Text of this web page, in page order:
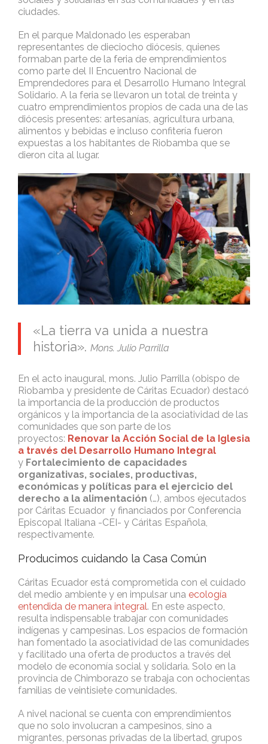
ciudades.
En el parque Maldonado les esperaban
representantes de dieciocho diócesis, quienes
formaban parte de la feria de emprendimientos
como parte del II Encuentro Nacional de
Emprendedores para el Desarrollo Humano Integral
Solidario. A la feria se llevaron un total de treinta y
cuatro emprendimientos propios de cada una de las
diócesis presentes: artesanías, agricultura urbana,
alimentos y bebidas e incluso confitería fueron
expuestas a los habitantes de Riobamba que se
dieron cita al lugar.
«La tierra va unida a nuestra
historia». Mons. Julio Parrilla
En el acto inaugural, mons. Julio Parrilla (obispo de
Riobamba y presidente de Cáritas Ecuador) destacó
la importancia de la producción de productos
orgánicos y la importancia de la asociatividad de las
comunidades que son parte de los
proyectos: Renovar la Acción Social de la Iglesia
a través del Desarrollo Humano Integral
y Fortalecimiento de capacidades
organizativas, sociales, productivas,
económicas y políticas para el ejercicio del
derecho a la alimentación (…), ambos ejecutados
por Cáritas Ecuador y financiados por Conferencia
Episcopal Italiana -CEI- y Cáritas Española,
respectivamente.
Producimos cuidando la Casa Común
Cáritas Ecuador está comprometida con el cuidado
del medio ambiente y en impulsar una ecología
entendida de manera integral. En este aspecto,
resulta indispensable trabajar con comunidades
indígenas y campesinas. Los espacios de formación
han fomentado la asociatividad de las comunidades
y facilitado una oferta de productos a través del
modelo de economía social y solidaria. Solo en la
provincia de Chimborazo se trabaja con ochocientas
familias de veintisiete comunidades.
A nivel nacional se cuenta con emprendimientos
que no solo involucran a campesinos, sino a
migrantes, personas privadas de la libertad, grupos